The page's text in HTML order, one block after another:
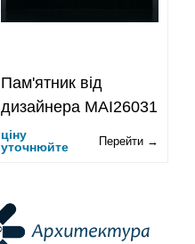
Пам'ятник від
дизайнера MAI26031
ціну
уточнюйте
Перейти →